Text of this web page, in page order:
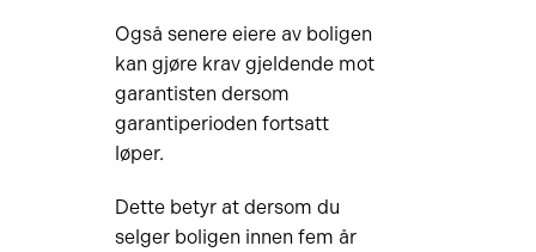
Også senere eiere av boligen
kan gjøre krav gjeldende mot
garantisten dersom
garantiperioden fortsatt
løper.
Dette betyr at dersom du
selger boligen innen fem år